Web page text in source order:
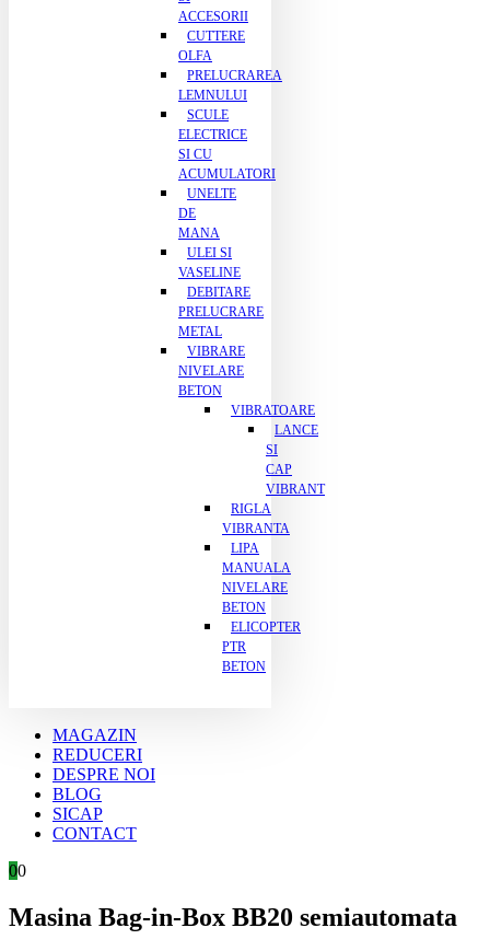
ACCESORII
CUTTERE
OLFA
PRELUCRAREA
LEMNULUI
SCULE
ELECTRICE
SI CU
ACUMULATORI
UNELTE
DE
MANA
ULEI SI
VASELINE
DEBITARE
PRELUCRARE
METAL
VIBRARE
NIVELARE
BETON
VIBRATOARE
LANCE
SI
CAP
VIBRANT
RIGLA
VIBRANTA
LIPA
MANUALA
NIVELARE
BETON
ELICOPTER
PTR
BETON
MAGAZIN
REDUCERI
DESPRE NOI
BLOG
SICAP
CONTACT
00
Masina Bag-in-Box BB20 semiautomata